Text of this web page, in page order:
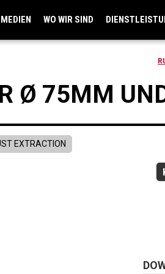
WO WIR SIND
Ø 75MM
EXTRACTION